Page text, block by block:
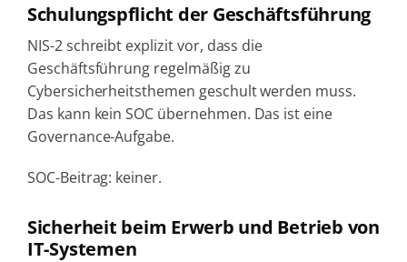
Schulungspflicht der Geschäftsführung
NIS-2 schreibt explizit vor, dass die
Geschäftsführung regelmäßig zu
Cybersicherheitsthemen geschult werden muss.
Das kann kein SOC übernehmen. Das ist eine
Governance-Aufgabe.
SOC-Beitrag: keiner.
Sicherheit beim Erwerb und Betrieb von
IT-Systemen